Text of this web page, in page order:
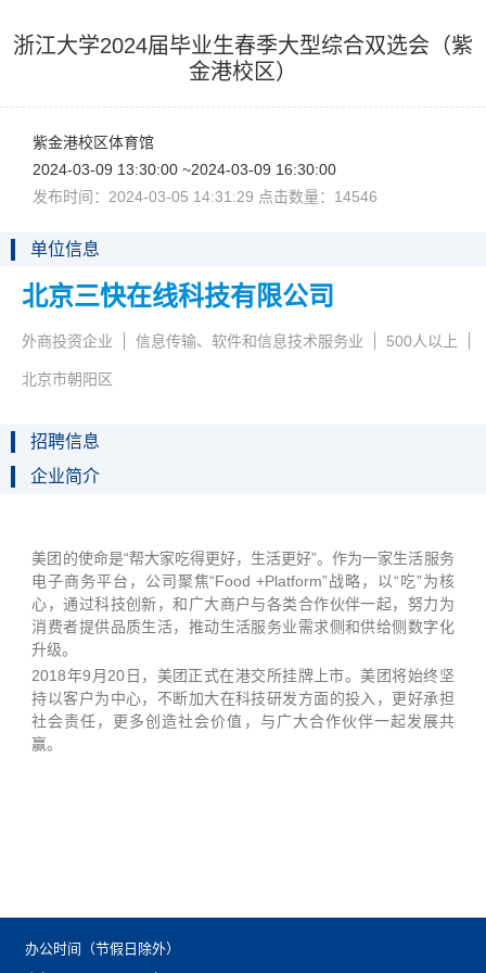
浙江大学2024届毕业生春季大型综合双选会（紫
金港校区）
紫金港校区体育馆
2024-03-0913:30:00~2024-03-0916:30:00
发布时间：2024-03-0514:31:29点击数量：14546
单位信息
北京三快在线科技有限公司
外商投资企业 信息传输、软件和信息技术服务业 500人以上
北京市朝阳区
招聘信息
企业简介
美团的使命是“帮大家吃得更好，生活更好”。作为一家生活服务
电子商务平台，公司聚焦“Food+Platform”战略，以“吃”为核
心，通过科技创新，和广大商户与各类合作伙伴一起，努力为
消费者提供品质生活，推动生活服务业需求侧和供给侧数字化
升级。
2018年9月20日，美团正式在港交所挂牌上市。美团将始终坚
持以客户为中心，不断加大在科技研发方面的投入，更好承担
社会责任，更多创造社会价值，与广大合作伙伴一起发展共
赢。
办公时间（节假日除外）